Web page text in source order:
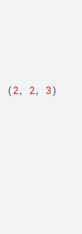
(2, 2, 3)